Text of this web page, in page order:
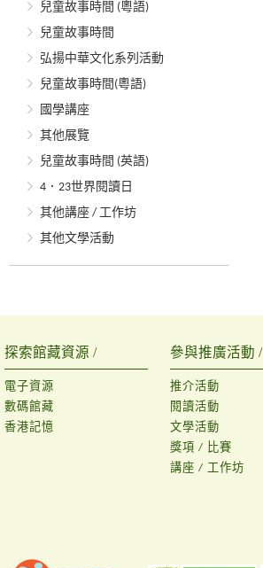
兒童故事時間 (粵語)
兒童故事時間
弘揚中華文化系列活動
兒童故事時間(粵語)
國學講座
其他展覽
兒童故事時間 (英語)
4．23世界閱讀日
其他講座 / 工作坊
其他文學活動
探索館藏資源 /
電子資源
數碼館藏
香港記憶
參與推廣活動 /
推介活動
閱讀活動
文學活動
獎項 / 比賽
講座 / 工作坊